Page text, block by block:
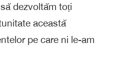
dezvoltăm toți
această
pe care ni le-am